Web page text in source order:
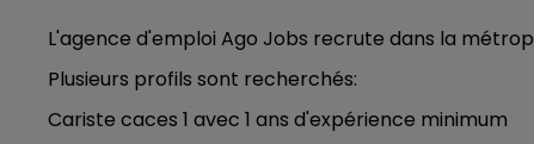
L'agence d'emploi Ago Jobs recrute dans la
Plusieurs profils sont recherchés:
Cariste caces 1 avec 1 ans d'expérience minimum